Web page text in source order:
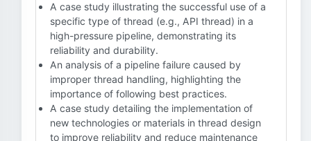
A case study illustrating the successful use of a
specific type of thread (e.g., API thread) in a
high-pressure pipeline, demonstrating its
reliability and durability.
An analysis of a pipeline failure caused by
improper thread handling, highlighting the
importance of following best practices.
A case study detailing the implementation of
new technologies or materials in thread design
to improve reliability and reduce maintenance